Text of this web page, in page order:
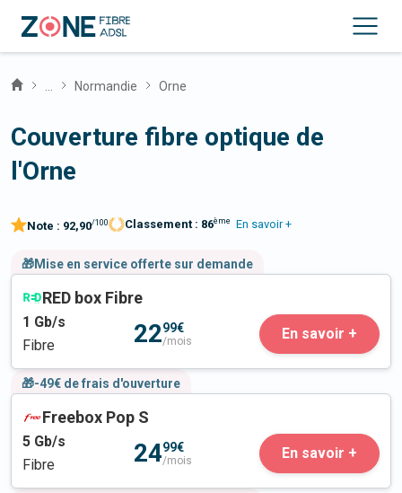
Normandie Orne
Couverture fibre optique de
l'Orne
Note : 92,90/100 Classement : 86ème En savoir +
🎁Mise en service offerte sur demande
RED box Fibre
1 Gb/s
Fibre
2299€
/mois En savoir +
🎁-49€ de frais d'ouverture
Freebox Pop S
5 Gb/s
Fibre
2499€
/mois En savoir +